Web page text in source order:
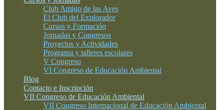
Club Amigo de las Aves
El Club del Explorador
Cursos y Formación
Jornadas y Congresos
Proyectos y Actividades
Programa y talleres escolares
V Congreso
VI Congreso de Educación Ambiental
Blog
Contacto e Inscripción
VII Congreso de Educación Ambiental
VII Congreso Internacional de Educación Ambiental